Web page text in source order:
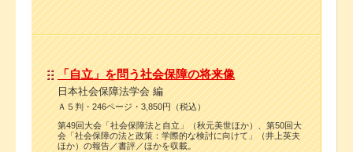
「自立」を問う社会保障の将来像
日本社会保障法学会 編
Ａ５判・246ページ・3,850円（税込）
第49回大会「社会保障法と自立」（秋元美世ほか）、第50回大
会「社会保障の法と政策：学際的な検討に向けて」（井上英夫
ほか）の報告／書評／ほかを収載。